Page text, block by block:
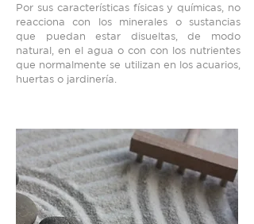
Por sus características físicas y químicas, no
reacciona con los minerales o sustancias
que puedan estar disueltas, de modo
natural, en el agua o con con los nutrientes
que normalmente se utilizan en los acuarios,
huertas o jardinería.